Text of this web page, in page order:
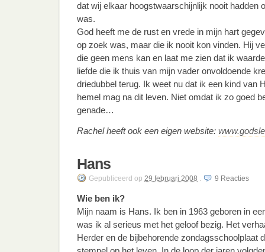
dat wij elkaar hoogstwaarschijnlijk nooit hadden
was.
God heeft me de rust en vrede in mijn hart
op zoek was, maar die ik nooit kon vinden. Hij
die geen mens kan en laat me zien dat ik
liefde die ik thuis van mijn vader onvoldoende
driedubbel terug. Ik weet nu dat ik een kind van
hemel mag na dit leven. Niet omdat ik zo goed
genade…
Rachel heeft ook een eigen website:
Hans
Gepubliceerd op 29 februari 2008 . 9 Reacties
Wie ben ik?
Mijn naam is Hans. Ik ben in 1963 geboren in
was ik al serieus met het geloof bezig. Het
Herder en de bijbehorende zondagsschoolplaat